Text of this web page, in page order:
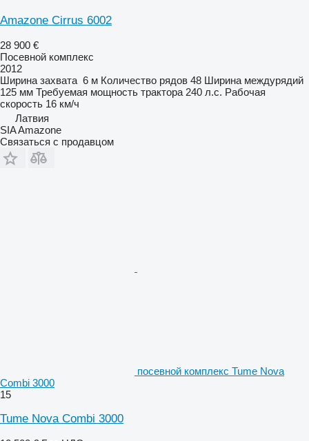
Amazone Cirrus 6002
28 900 €
Посевной комплекс
2012
Ширина захвата 6 м Количество рядов 48 Ширина междурядий
125 мм Требуемая мощность трактора 240 л.с. Рабочая
скорость 16 км/ч
Латвия
SIA Amazone
Связаться с продавцом
посевной комплекс Tume Nova
Combi 3000
15
Tume Nova Combi 3000